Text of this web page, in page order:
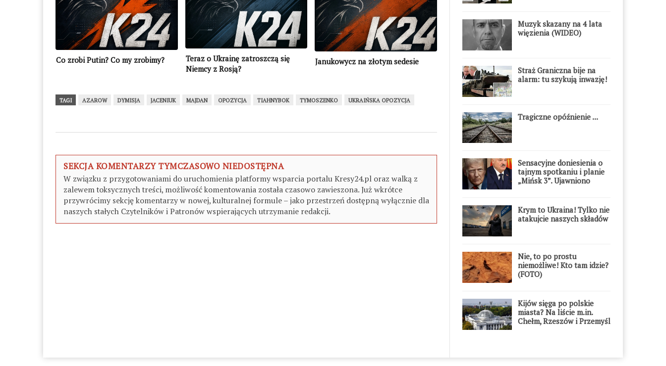
Co zrobi Putin? Co my zrobimy?
Teraz o Ukrainę zatroszczą się
Niemcy z Rosją?
Janukowycz na złotym sedesie
TAGI AZAROW DYMISJA JACENIUK MAJDAN OPOZYCJA TIAHNYBOK TYMOSZENKO UKRAIŃSKA OPOZYCJA
SEKCJA KOMENTARZY TYMCZASOWO NIEDOSTĘPNA
W związku z przygotowaniami do uruchomienia platformy wsparcia portalu Kresy24.pl oraz walką z
zalewem toksycznych treści, możliwość komentowania została czasowo zawieszona. Już wkrótce
przywrócimy sekcję komentarzy w nowej, kulturalnej formule – jako przestrzeń dostępną wyłącznie dla
naszych stałych Czytelników i Patronów wspierających utrzymanie redakcji.
Muzyk skazany na 4 lata
więzienia (WIDEO)
Straż Graniczna bije na
alarm: tu szykują inwazję!
Tragiczne opóźnienie ...
Sensacyjne doniesienia o
tajnym spotkaniu i planie
„Mińsk 3”. Ujawniono
Krym to Ukraina! Tylko nie
atakujcie naszych składów
Nie, to po prostu
niemożliwe! Kto tam idzie?
(FOTO)
Kijów sięga po polskie
miasta? Na liście m.in.
Chełm, Rzeszów i Przemyśl